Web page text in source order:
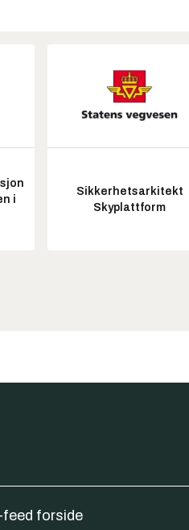
i
Sikkerhetsarkitekt
Skyplattform
feed forside